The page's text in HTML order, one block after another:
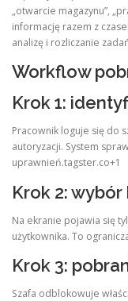
„otwarcie magazynu”,
informację razem z
analizę i rozliczanie
Workflow
Krok 1:
Pracownik loguje się do
autoryzacji. System
uprawnień.tagster.co+1
Krok 2:
Na ekranie pojawia się
użytkownika. To
Krok 3:
Szafa odblokowuje